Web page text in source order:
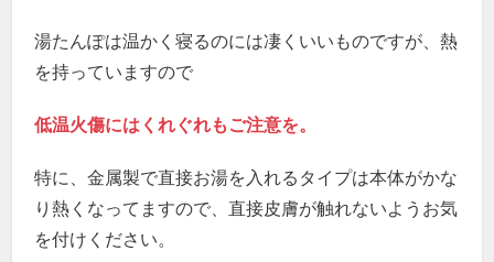
湯たんぽは温かく寝るのには凄くいいものですが、熱
を持っていますので
低温火傷にはくれぐれもご注意を。
特に、金属製で直接お湯を入れるタイプは本体がかな
り熱くなってますので、直接皮膚が触れないようお気
を付けください。